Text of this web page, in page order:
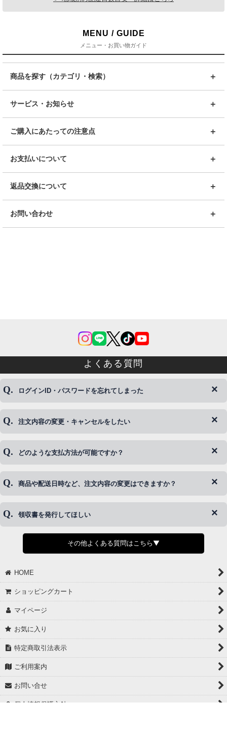
MENU / GUIDE
メニュー・お買い物ガイド
商品を探す（カテゴリ・検索）
サービス・お知らせ
ご購入にあたっての注意点
お支払いについて
返品交換について
お問い合わせ
よくある質問
ログインID・パスワードを忘れてしまった
◆下記ページより、ログインIDの変更が可能です。
注文内容の変更・キャンセルをしたい
◆即日発送を行なっている関係上、午後以降のご連絡やキャンセル
※発送後、発送準備が完了しお手続きが間に合わない場合は変更、
どのような支払方法が可能ですか？
◆代金引換・クレジットカード・携帯キャリア決済・おねだり決
商品や配送日時など、注文内容の変更はできますか？
◆商品発送前の変更は承っております。
さい。
領収書を発行してほしい
◆領収書はご希望頂いた場合のみ発行しております。
【これからご注文する場合】
願いします。
②宛名（空欄は上様は不可）
③但し書き（空欄やお品代は不可）
【すでにご注文が完了している場合】
①お電話・メール・LINEにて領収書希望の連絡をお願い致します
②後日、郵送にて領収書を送らせて頂きます。
①マイページから購入履歴→購入内容→領収書発行を選択。
②後日、郵送にて領収書を送らせて頂きます。
その他よくある質問はこちら▼
HOME
ショッピングカート
マイページ
お気に入り
特定商取引法表示
ご利用案内
お問い合せ
個人情報保護方針